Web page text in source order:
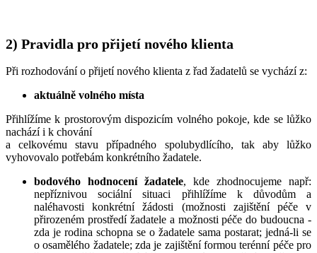
2) Pravidla pro přijetí nového klienta
Při rozhodování o přijetí nového klienta z řad žadatelů se vychází z:
aktuálně volného místa
Přihlížíme k prostorovým dispozicím volného pokoje, kde se lůžko
nachází i k chování
a celkovému stavu případného spolubydlícího, tak aby lůžko
vyhovovalo potřebám konkrétního žadatele.
bodového hodnocení žadatele, kde zhodnocujeme např:
nepříznivou sociální situaci přihlížíme k důvodům a
naléhavosti konkrétní žádosti (možnosti zajištění péče v
přirozeném prostředí žadatele a možnosti péče do budoucna -
zda je rodina schopna se o žadatele sama postarat; jedná-li se
o osamělého žadatele; zda je zajištění formou terénní péče pro